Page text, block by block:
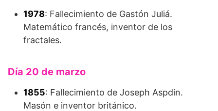
1978: Fallecimiento de Gastón Juliá.
Matemático francés, inventor de los
fractales.
Día 20 de marzo
1855: Fallecimiento de Joseph Aspdin.
Masón e inventor británico.